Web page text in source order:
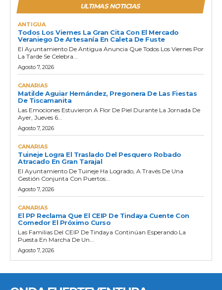
ULTIMAS NOTICIAS
ANTIGUA
Todos Los Viernes La Gran Cita Con El Mercado
Veraniego De Artesanía En Caleta De Fuste
El Ayuntamiento De Antigua Anuncia Que Todos Los Viernes Por
La Tarde Se Celebra...
Agosto 7, 2026
CANARIAS
Matilde Aguiar Hernández, Pregonera De Las Fiestas
De Tiscamanita
Las Emociones Estuvieron A Flor De Piel Durante La Jornada De
Ayer, Jueves 6...
Agosto 7, 2026
CANARIAS
Tuineje Logra El Traslado Del Pesquero Robado
Atracado En Gran Tarajal
El Ayuntamiento De Tuineje Ha Logrado, A Través De Una
Gestión Conjunta Con Puertos...
Agosto 7, 2026
CANARIAS
El PP Reclama Que El CEIP De Tindaya Cuente Con
Comedor El Próximo Curso
Las Familias Del CEIP De Tindaya Continúan Esperando La
Puesta En Marcha De Un...
Agosto 7, 2026